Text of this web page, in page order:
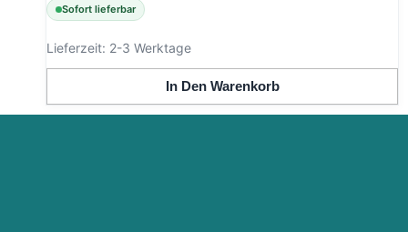
Sofort lieferbar
Lieferzeit: 2-3 Werktage
In Den Warenkorb